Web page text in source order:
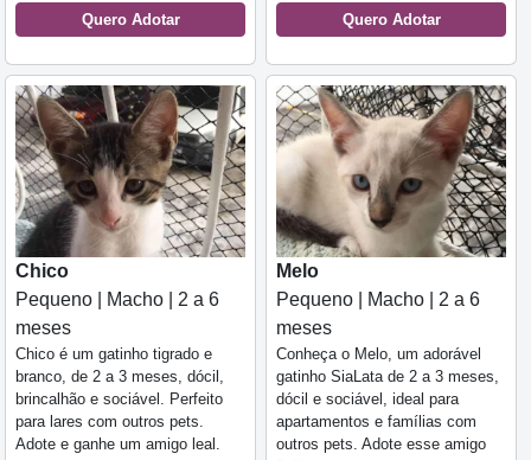
Quero Adotar Quero Adotar
Chico
Pequeno | Macho | 2 a 6
meses
Chico é um gatinho tigrado e
branco, de 2 a 3 meses, dócil,
brincalhão e sociável. Perfeito
para lares com outros pets.
Adote e ganhe um amigo leal.
Melo
Pequeno | Macho | 2 a 6
meses
Conheça o Melo, um adorável
gatinho SiaLata de 2 a 3 meses,
dócil e sociável, ideal para
apartamentos e famílias com
outros pets. Adote esse amigo